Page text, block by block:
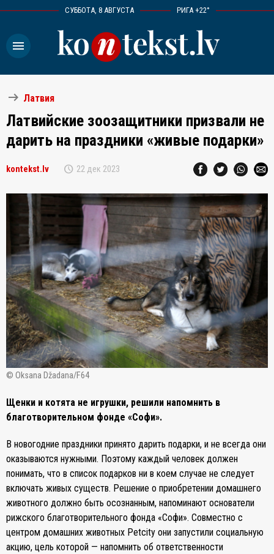
СУББОТА, 8 АВГУСТА РИГА +22°
menu
arrow_right_alt Латвия
Латвийские зоозащитники призвали не
дарить на праздники «живые подарки»
kontekst.lv schedule 22 дек 2023
© Oksana Džadana/F64
Щенки и котята не игрушки, решили напомнить в
благотворительном фонде «Софи».
В новогодние праздники принято дарить подарки, и не всегда они
оказываются нужными. Поэтому каждый человек должен
понимать, что в список подарков ни в коем случае не следует
включать живых существ. Решение о приобретении домашнего
животного должно быть осознанным, напоминают основатели
рижского благотворительного фонда «Софи». Совместно с
центром домашних животных Petcity они запустили социальную
акцию, цель которой — напомнить об ответственности